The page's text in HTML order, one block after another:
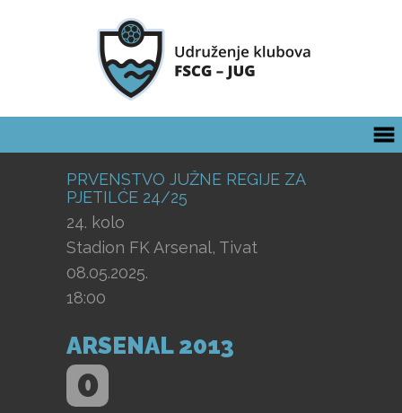
PRVENSTVO JUŽNE REGIJE ZA
PJETILĆE 24/25
24. kolo
Stadion FK Arsenal, Tivat
08.05.2025.
18:00
ARSENAL 2013
0